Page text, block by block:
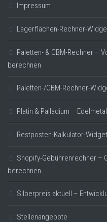
Impressum
Lagerflächen-Rechner-
Paletten- & CBM-Rechner –
berechnen
Paletten-/CBM-Rechner-
Platin & Palladium –
Restposten-Kalkulator-
Shopify-Gebührenrechner –
berechnen
Silberpreis aktuell –
Stellenangebote